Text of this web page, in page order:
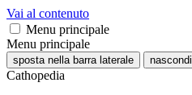
Vai al contenuto
Menu principale
Menu principale
sposta nella barra laterale nascondi
Cathopedia